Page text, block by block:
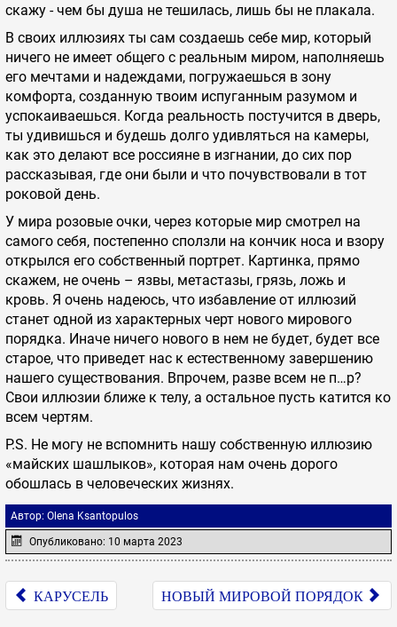
скажу - чем бы душа не тешилась, лишь бы не плакала.
В своих иллюзиях ты сам создаешь себе мир, который
ничего не имеет общего с реальным миром, наполняешь
его мечтами и надеждами, погружаешься в зону
комфорта, созданную твоим испуганным разумом и
успокаиваешься. Когда реальность постучится в дверь,
ты удивишься и будешь долго удивляться на камеры,
как это делают все россияне в изгнании, до сих пор
рассказывая, где они были и что почувствовали в тот
роковой день.
У мира розовые очки, через которые мир смотрел на
самого себя, постепенно сползли на кончик носа и взору
открылся его собственный портрет. Картинка, прямо
скажем, не очень – язвы, метастазы, грязь, ложь и
кровь. Я очень надеюсь, что избавление от иллюзий
станет одной из характерных черт нового мирового
порядка. Иначе ничего нового в нем не будет, будет все
старое, что приведет нас к естественному завершению
нашего существования. Впрочем, разве всем не п…р?
Свои иллюзии ближе к телу, а остальное пусть катится ко
всем чертям.
P.S. Не могу не вспомнить нашу собственную иллюзию
«майских шашлыков», которая нам очень дорого
обошлась в человеческих жизнях.
Автор: Olena Ksantopulos
Опубликовано: 10 марта 2023
КАРУСЕЛЬ НОВЫЙ МИРОВОЙ ПОРЯДОК